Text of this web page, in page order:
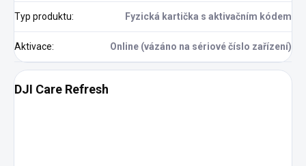
Typ produktu: Fyzická kartička s aktivačním kódem
Aktivace: Online (vázáno na sériové číslo zařízení)
DJI Care Refresh